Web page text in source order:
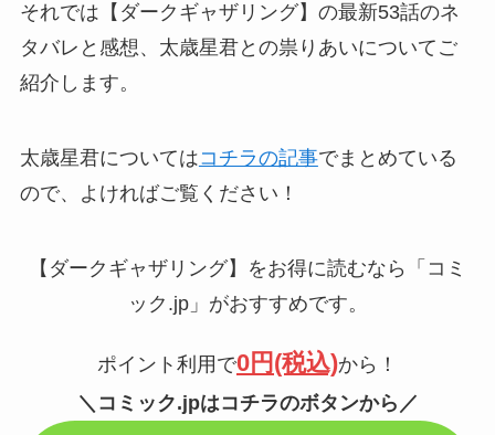
それでは【ダークギャザリング】の最新53話のネ
タバレと感想、太歳星君との祟りあいについてご
紹介します。
太歳星君についてはコチラの記事でまとめている
ので、よければご覧ください！
【ダークギャザリング】をお得に読むなら「コミ
ック.jp」がおすすめです。
ポイント利用で0円(税込)から！
＼コミック.jpはコチラのボタンから／